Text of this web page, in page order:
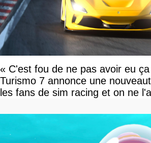
« C'est fou de ne pas avoir eu
Turismo 7 annonce une
les fans de sim racing et on ne